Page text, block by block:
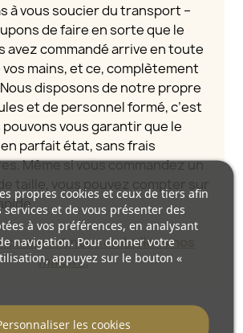
à vous soucier du transport –
de faire en sorte que le
avez commandé arrive en toute
mains, et ce, complètement
disposons de notre propre
et de personnel formé, c’est
vous garantir que le
parfait état, sans frais
Même si vous commandez un
taille, vous pouvez compter sur
nous emballons nos
miroirs.
propres cookies et ceux de tiers afin
et de vous présenter des
à vos préférences, en analysant
navigation. Pour donner votre
appuyez sur le bouton «
les cookies